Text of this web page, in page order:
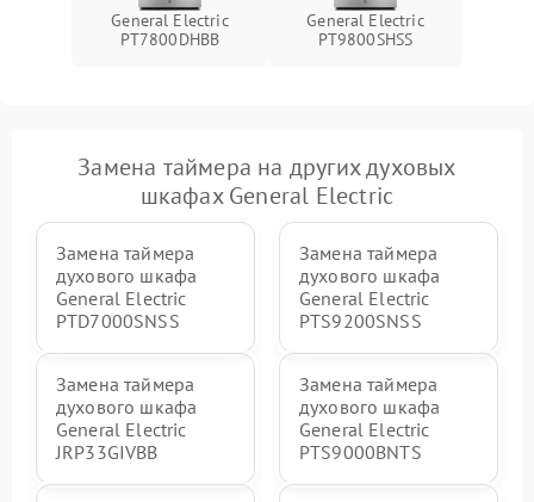
General Electric
PT7800DHBB
General Electric
PT9800SHSS
Замена таймера на других духовых
шкафах General Electric
Замена таймера
духового шкафа
General Electric
PTD7000SNSS
Замена таймера
духового шкафа
General Electric
PTS9200SNSS
Замена таймера
духового шкафа
General Electric
JRP33GIVBB
Замена таймера
духового шкафа
General Electric
PTS9000BNTS